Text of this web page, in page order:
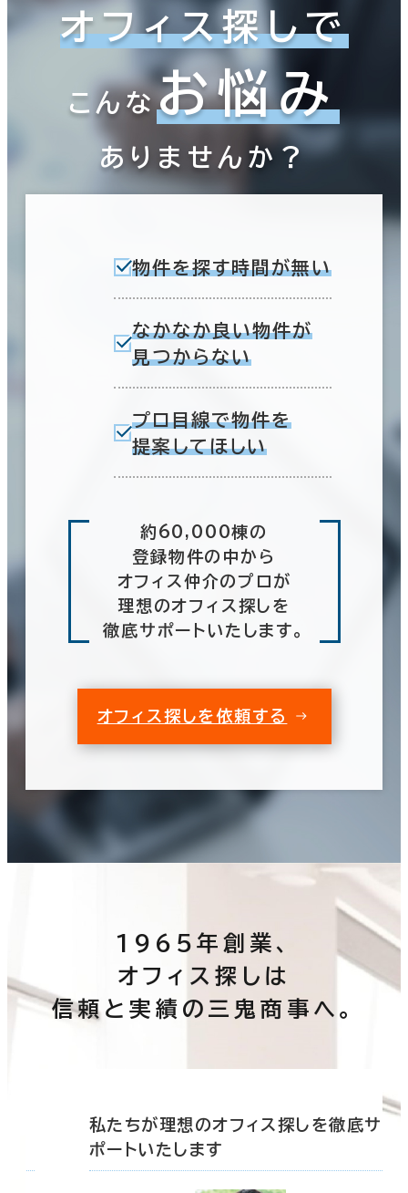
オフィス探しで
こんなお悩み
ありませんか？
物件を探す時間が無い
なかなか良い物件が
見つからない
プロ目線で物件を
提案してほしい
約60,000棟の
登録物件の中から
オフィス仲介のプロが
理想のオフィス探しを
徹底サポートいたします。
オフィス探しを依頼する
1965年創業、
オフィス探しは
信頼と実績の三鬼商事へ。
私たちが理想のオフィス探しを徹底サ
ポートいたします